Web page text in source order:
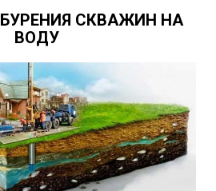
СКВАЖИН НА
ВОДУ